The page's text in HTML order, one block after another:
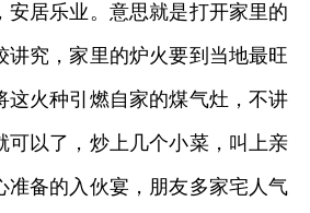
安居乐业。意思就是打开家里的
讲究，家里的炉火要到当地最旺
这火种引燃自家的煤气灶，不讲
可以了，炒上几个小菜，叫上亲
准备的入伙宴，朋友多家宅人气